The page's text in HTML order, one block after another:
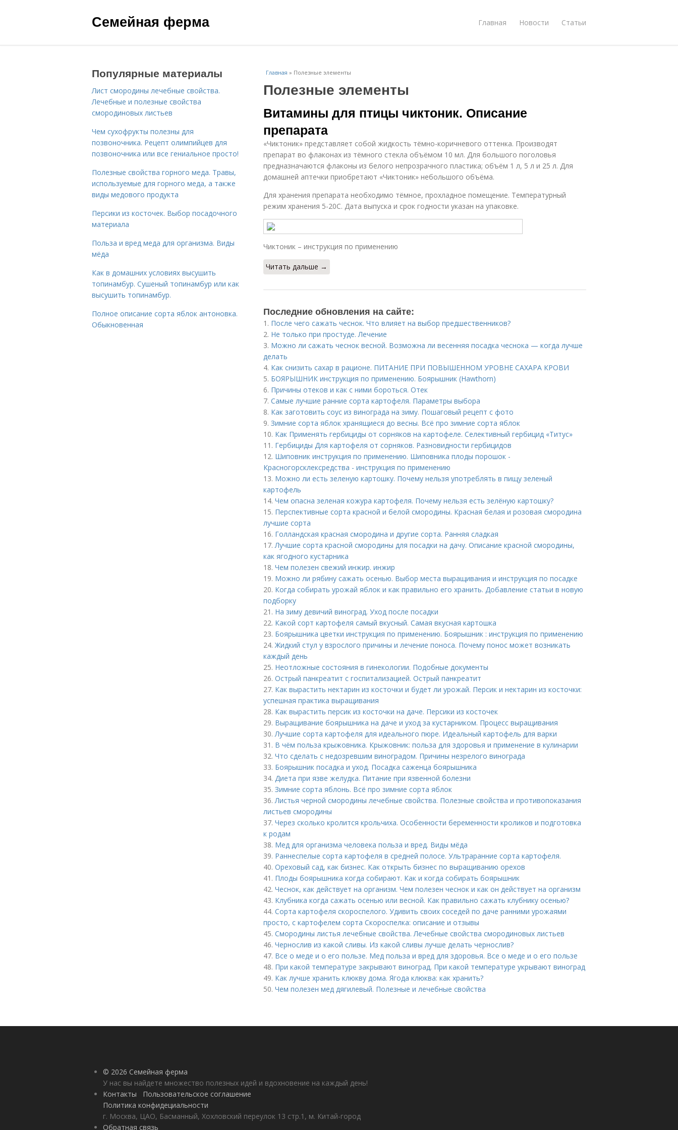
Семейная ферма Главная Новости Статьи
Главная » Полезные элементы
Полезные элементы
Витамины для птицы чиктоник. Описание
препарата
«Чиктоник» представляет собой жидкость тёмно-коричневого оттенка. Производят
препарат во флаконах из тёмного стекла объёмом 10 мл. Для большого поголовья
предназначаются флаконы из белого непрозрачного пластика; объём 1 л, 5 л и 25 л. Для
домашней аптечки приобретают «Чиктоник» небольшого объёма.
Для хранения препарата необходимо тёмное, прохладное помещение. Температурный
режим хранения 5-20С. Дата выпуска и срок годности указан на упаковке.
Чиктоник – инструкция по применению
Читать дальше →
Последние обновления на сайте:
1. После чего сажать чеснок. Что влияет на выбор предшественников?
2. Не только при простуде. Лечение
3. Можно ли сажать чеснок весной. Возможна ли весенняя посадка чеснока — когда лучше
делать
4. Как снизить сахар в рационе. ПИТАНИЕ ПРИ ПОВЫШЕННОМ УРОВНЕ САХАРА КРОВИ
5. БОЯРЫШНИК инструкция по применению. Боярышник (Hawthorn)
6. Причины отеков и как с ними бороться. Отек
7. Самые лучшие ранние сорта картофеля. Параметры выбора
8. Как заготовить соус из винограда на зиму. Пошаговый рецепт с фото
9. Зимние сорта яблок хранящиеся до весны. Всё про зимние сорта яблок
10. Как Применять гербициды от сорняков на картофеле. Селективный гербицид «Титус»
11. Гербициды Для картофеля от сорняков. Разновидности гербицидов
12. Шиповник инструкция по применению. Шиповника плоды порошок -
Красногорсклексредства - инструкция по применению
13. Можно ли есть зеленую картошку. Почему нельзя употреблять в пищу зеленый
картофель
14. Чем опасна зеленая кожура картофеля. Почему нельзя есть зелёную картошку?
15. Перспективные сорта красной и белой смородины. Красная белая и розовая смородина
лучшие сорта
16. Голландская красная смородина и другие сорта. Ранняя сладкая
17.Лучшие сорта красной смородины для посадки на дачу. Описание красной смородины,
как ягодного кустарника
18. Чем полезен свежий инжир. инжир
19. Можно ли рябину сажать осенью. Выбор места выращивания и инструкция по посадке
20. Когда собирать урожай яблок и как правильно его хранить. Добавление статьи в новую
подборку
21. На зиму девичий виноград. Уход после посадки
22. Какой сорт картофеля самый вкусный. Самая вкусная картошка
23. Боярышника цветки инструкция по применению. Боярышник : инструкция по применению
24.Жидкий стул у взрослого причины и лечение поноса. Почему понос может возникать
каждый день
25. Неотложные состояния в гинекологии. Подобные документы
26. Острый панкреатит с госпитализацией. Острый панкреатит
27. Как вырастить нектарин из косточки и будет ли урожай. Персик и нектарин из косточки:
успешная практика выращивания
28. Как вырастить персик из косточки на даче. Персики из косточек
29. Выращивание боярышника на даче и уход за кустарником. Процесс выращивания
30.Лучшие сорта картофеля для идеального пюре. Идеальный картофель для варки
31. В чём польза крыжовника. Крыжовник: польза для здоровья и применение в кулинарии
32. Что сделать с недозревшим виноградом. Причины незрелого винограда
33. Боярышник посадка и уход. Посадка саженца боярышника
34. Диета при язве желудка. Питание при язвенной болезни
35. Зимние сорта яблонь. Всё про зимние сорта яблок
36.Листья черной смородины лечебные свойства. Полезные свойства и противопоказания
листьев смородины
37. Через сколько кролится крольчиха. Особенности беременности кроликов и подготовка
к родам
38. Мед для организма человека польза и вред. Виды мёда
39. Раннеспелые сорта картофеля в средней полосе. Ультраранние сорта картофеля.
40. Ореховый сад, как бизнес. Как открыть бизнес по выращиванию орехов
41. Плоды боярышника когда собирают. Как и когда собирать боярышник
42. Чеснок, как действует на организм. Чем полезен чеснок и как он действует на организм
43. Клубника когда сажать осенью или весной. Как правильно сажать клубнику осенью?
44. Сорта картофеля скороспелого. Удивить своих соседей по даче ранними урожаями
просто, с картофелем сорта Скороспелка: описание и отзывы
45. Смородины листья лечебные свойства. Лечебные свойства смородиновых листьев
46. Чернослив из какой сливы. Из какой сливы лучше делать чернослив?
47. Все о меде и о его пользе. Мед польза и вред для здоровья. Все о меде и о его пользе
48. При какой температуре закрывают виноград. При какой температуре укрывают виноград
49. Как лучше хранить клюкву дома. Ягода клюква: как хранить?
50. Чем полезен мед дягилевый. Полезные и лечебные свойства
Популярные материалы
Лист смородины лечебные свойства.
Лечебные и полезные свойства
смородиновых листьев
Чем сухофрукты полезны для
позвоночника. Рецепт олимпийцев для
позвоночника или все гениальное просто!
Полезные свойства горного меда. Травы,
используемые для горного меда, а также
виды медового продукта
Персики из косточек. Выбор посадочного
материала
Польза и вред меда для организма. Виды
мёда
Как в домашних условиях высушить
топинамбур. Сушеный топинамбур или как
высушить топинамбур.
Полное описание сорта яблок антоновка.
Обыкновенная
© 2026 Семейная ферма
У нас вы найдете множество полезных идей и вдохновение на каждый день!
Контакты
Пользовательское соглашение
Политика конфидециальности
г. Москва, ЦАО, Басманный, Хохловский переулок 13 стр.1, м. Китай-город
Обратная связь